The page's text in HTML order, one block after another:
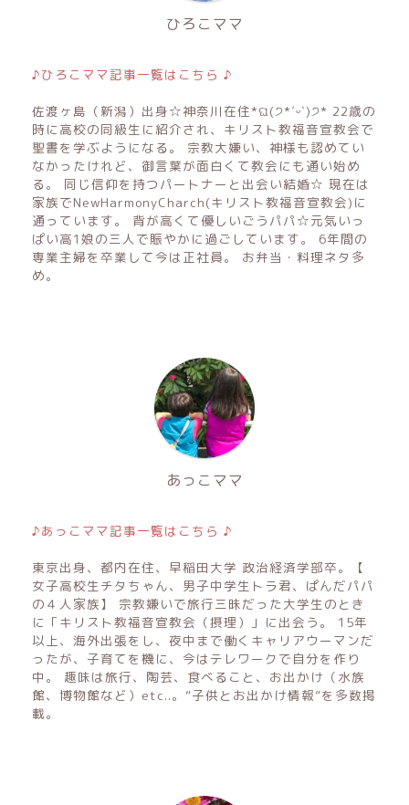
ひろこママ
♪ひろこママ記事一覧はこちら ♪
佐渡ヶ島（新潟）出身☆神奈川在住*ଘ(੭*ˊᵕˋ)੭* 22歳の
時に高校の同級生に紹介され、キリスト教福音宣教会で
聖書を学ぶようになる。 宗教大嫌い、神様も認めてい
なかったけれど、御言葉が面白くて教会にも通い始め
る。 同じ信仰を持つパートナーと出会い結婚☆ 現在は
家族でNewHarmonyCharch(キリスト教福音宣教会)に
通っています。 背が高くて優しいごうパパ☆元気いっ
ぱい高1娘の三人で賑やかに過ごしています。 6年間の
専業主婦を卒業して今は正社員。 お弁当・料理ネタ多
め。
あっこママ
♪あっこママ記事一覧はこちら ♪
東京出身、都内在住、早稲田大学 政治経済学部卒。【
女子高校生チタちゃん、男子中学生トラ君、ぱんだパパ
の４人家族】 宗教嫌いで旅行三昧だった大学生のとき
に「キリスト教福音宣教会（摂理）」に出会う。 15年
以上、海外出張をし、夜中まで働くキャリアウーマンだ
ったが、子育てを機に、今はテレワークで自分を作り
中。 趣味は旅行、陶芸、食べること、お出かけ（水族
館、博物館など）etc..。”子供とお出かけ情報”を多数掲
載。